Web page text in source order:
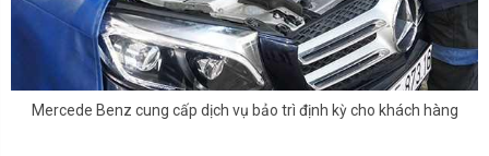
Mercede Benz cung cấp dịch vụ bảo trì định kỳ cho khách hàng